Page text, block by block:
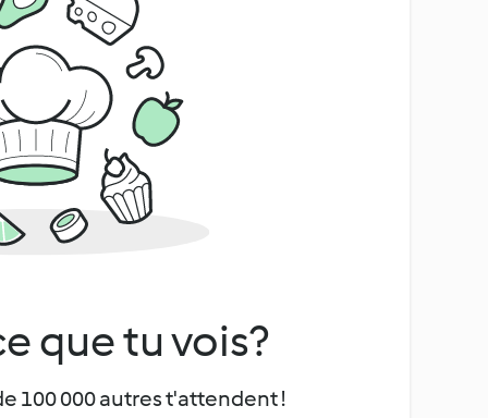
que tu vois?
100 000 autres t'attendent !